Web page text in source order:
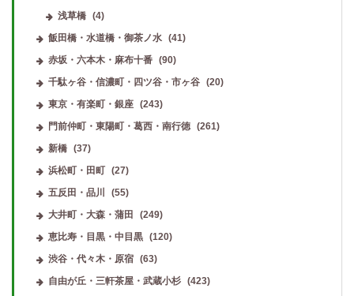
浅草橋 (4)
飯田橋・水道橋・御茶ノ水
(41)
赤坂・六本木・麻布十番
(90)
千駄ヶ谷・信濃町・四ツ谷・市ヶ谷
(20)
東京・有楽町・銀座
(243)
門前仲町・東陽町・葛西・南行徳
(261)
新橋
(37)
浜松町・田町
(27)
五反田・品川
(55)
大井町・大森・蒲田
(249)
恵比寿・目黒・中目黒
(120)
渋谷・代々木・原宿
(63)
自由が丘・三軒茶屋・武蔵小杉
(423)